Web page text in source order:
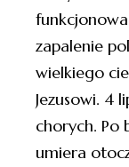
zapalenie
wielkiego
Jezusowi. 4
chorych. Po
umiera